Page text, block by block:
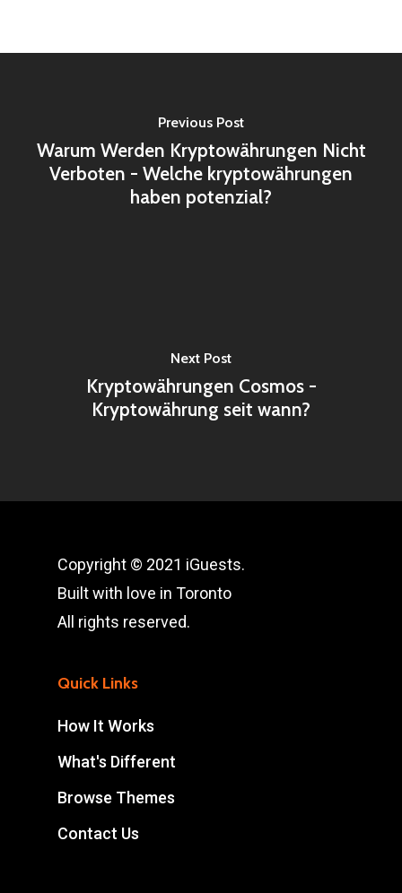
Previous Post
Warum Werden Kryptowährungen Nicht
Verboten - Welche kryptowährungen
haben potenzial?
Next Post
Kryptowährungen Cosmos -
Kryptowährung seit wann?
Copyright © 2021 iGuests.
Built with love in Toronto
All rights reserved.
Quick Links
How It Works
What's Different
Browse Themes
Contact Us